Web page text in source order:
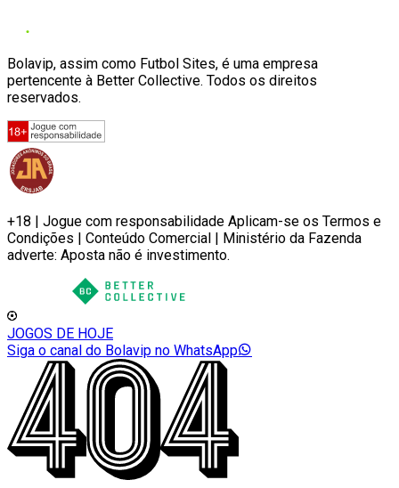
Bolavip, assim como Futbol Sites, é uma empresa
pertencente à Better Collective. Todos os direitos
reservados.
+18 | Jogue com responsabilidade Aplicam-se os Termos e
Condições | Conteúdo Comercial | Ministério da Fazenda
adverte: Aposta não é investimento.
JOGOS DE HOJE
Siga o canal do Bolavip no WhatsApp